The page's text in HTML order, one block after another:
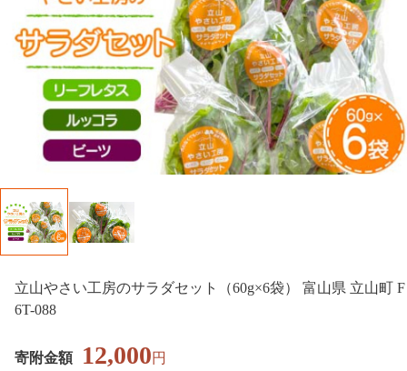
立山やさい工房のサラダセット（60g×6袋） 富山県 立山町 F
6T-088
寄附金額 12,000円